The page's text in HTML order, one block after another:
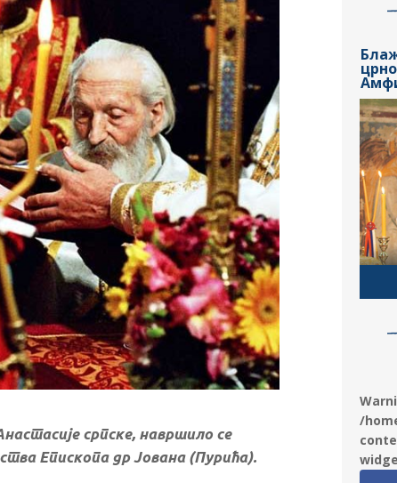
српске, навршило се
Епископа др Јована (Пурића).
/